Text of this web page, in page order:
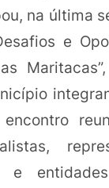
na última
e
e